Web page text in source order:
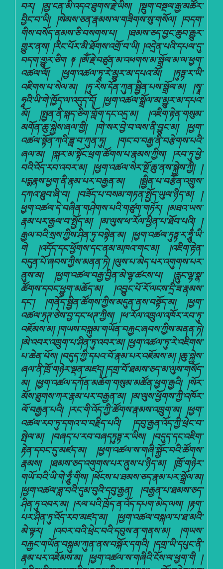
བར། །མྱ་ངན་མི་འདའ་ཐུགས་རྗེ་ཡིས། །སྡུག་བསྔལ་རྒྱ་མཚོར་
བྱིང་བ་ཡི། །སེམས་ཅན་རྣམས་ལ་གཟིགས་སུ་གསོལ། །བདག་
གིས་བསོད་ནམས་ཅི་བསགས་པ། །ཐམས་ཅད་བྱང་ཆུབ་རྒྱུར་
གྱུར་ནས། །རིང་པོར་མི་ཐོགས་འགྲོ་བ་ཡི། །འདྲེན་པའི་དཔལ་དུ་
བདག་གྱུར་ཅིག ༈ །ཨོཾ་རྗེ་བཙུན་མ་འཕགས་མ་སྒྲོལ་མ་ལ་ཕྱག་
འཚལ་ལོ། །ཕྱག་འཚལ་ཏཱ་རེ་མྱུར་མ་དཔའ་མོ། །ཏུཏྟ་ར་ཡི་
འཇིགས་པ་སེལ་མ། །ཏུ་རེས་དོན་ཀུན་སྦྱིན་པས་སྒྲོལ་མ། །སྭཱ་
ཧཱའི་ཡི་གེ་ཁྱོད་ལ་འདུད་དོ། །ཕྱག་འཚལ་སྒྲོལ་མ་མྱུར་མ་དཔའ་
མོ། །སྤྱན་ནི་སྐད་ཅིག་གློག་དང་འདྲ་མ། །འཇིག་རྟེན་གསུམ་
མགོན་ཆུ་སྐྱེས་ཞལ་གྱི། །གེ་སར་བྱེ་བ་ལས་ནི་བྱུང་མ། །ཕྱག་
འཚལ་སྟོན་ཀའི་ཟླ་བ་ཀུན་ཏུ། །གང་བ་བརྒྱ་ནི་བརྩེགས་པའི་
ཞལ་མ། །སྐར་མ་སྟོང་ཕྲག་ཚོགས་པ་རྣམས་ཀྱིས། །རབ་ཏུ་ཕྱེ་
བའི་འོད་རབ་འབར་མ། །ཕྱག་འཚལ་སེར་སྔོ་ཆུ་ནས་སྐྱེས་ཀྱི། །
པདྨརྣས་ཕྱག་ནི་རྣམ་པར་བརྒྱན་མ། །སྦྱིན་པ་བརྩོན་འགྲུས་
དཀའ་ཐུབ་ཞི་བ། །བཟོད་པ་བསམ་གཏན་སྤྱོད་ཡུལ་ཉིད་མ། །
ཕྱག་འཚལ་དེ་བཞིན་གཤེགས་པའི་གཙུག་གཏོར། །མཐའ་ཡས་
རྣམ་པར་རྒྱལ་བ་སྤྱོད་མ། །མ་ལུས་ཕ་རོལ་ཕྱིན་པ་ཐོབ་པའི། །
རྒྱལ་བའི་སྲས་ཀྱིས་ཤིན་ཏུ་བསྟེན་མ། །ཕྱག་འཚལ་ཏུཏྟ་ར་ཧཱུྂ་ཡི་
གེ །འདོད་དང་ཕྱོགས་དང་ནམ་མཁའ་གང་མ། །འཇིག་རྟེན་
བདུན་པོ་ཞབས་ཀྱིས་མནན་ཏེ། །ལུས་པ་མེད་པར་འགུགས་པར་
ནུས་མ། །ཕྱག་འཚལ་བརྒྱ་བྱིན་མེ་ལྷ་ཚངས་པ། །རླུང་ལྷ་སྣ་
ཚོགས་དབང་ཕྱུག་མཆོད་མ། །འབྱུང་པོ་རོ་ལངས་དྲི་ཟ་རྣམས་
དང་། །གནོད་སྦྱིན་ཚོགས་ཀྱིས་མདུན་ནས་བསྟོད་མ། །ཕྱག་
འཚལ་ཏྲཊ་ཅེས་བྱ་དང་ཕཊ་ཀྱིས། །ཕ་རོལ་འཁྲུལ་འཁོར་རབ་ཏུ་
འཇོམས་མ། །གཡས་བསྐུམ་གཡོན་བརྐྱང་ཞབས་ཀྱིས་མནན་ཏེ།
།མེ་འབར་འཁྲུག་པ་ཤིན་ཏུ་འབར་མ། །ཕྱག་འཚལ་ཏུ་རེ་འཇིགས་
པ་ཆེན་པོས། །བདུད་ཀྱི་དཔའ་བོ་རྣམ་པར་འཇོམས་མ། །ཆུ་སྐྱེས་
ཞལ་ནི་ཁྲོ་གཉེར་ལྡན་མཛད། །དགྲ་བོ་ཐམས་ཅད་མ་ལུས་གསོད་
མ། །ཕྱག་འཚལ་དཀོན་མཆོག་གསུམ་མཚོན་ཕྱག་རྒྱའི། །སོར་
མོས་ཐུགས་ཀར་རྣམ་པར་བརྒྱན་མ། །མ་ལུས་ཕྱོགས་ཀྱི་འཁོར་
ལོ་བརྒྱན་པའི། །རང་གི་འོད་ཀྱི་ཚོགས་རྣམས་འཁྲུག་མ། །ཕྱག་
འཚལ་རབ་ཏུ་དགའ་བ་བརྗིད་པའི། །དབུ་རྒྱན་འོད་ཀྱི་ཕྲེང་བ་
སྤེལ་མ། །བཞད་པ་རབ་བཞདཏུཏྟ་ར་ཡིས། །བདུད་དང་འཇིག་
རྟེན་དབང་དུ་མཛད་མ། །ཕྱག་འཚལ་ས་གཞི་སྐྱོང་བའི་ཚོགས་
རྣམས། །ཐམས་ཅད་འགུགས་པར་ནུས་པ་ཉིད་མ། །ཁྲོ་གཉེར་
གཡོ་བའི་ཡི་གེ་ཧཱུྂ་གིས། །ཕོངས་པ་ཐམས་ཅད་རྣམ་པར་སྒྲོལ་མ།
།ཕྱག་འཚལ་ཟླ་བའི་དུམ་བུའི་དབུ་རྒྱན། །བརྒྱན་པ་ཐམས་ཅད་
ཤིན་ཏུ་འབར་མ། །རལ་པའི་ཁྲོད་ན་འོད་དཔག་མེད་ལས། །རྟག་
པར་ཤིན་ཏུ་འོད་རབ་མཛད་མ། །ཕྱག་འཚལ་བསྐལ་པ་ཐ་མའི་
མེ་ལྟར། །འབར་བའི་ཕྲེང་བའི་དབུས་ན་གནས་མ། །གཡས་
བརྐྱང་གཡོན་བསྐུམ་ཀུན་ནས་བསྐོར་དགའི། །དགྲ་ཡི་དཔུང་ནི་
རྣམ་པར་འཇོམས་མ། །ཕྱག་འཚལ་ས་གཞིའི་ངོས་ལ་ཕྱག་གི །